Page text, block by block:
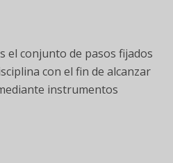
el conjunto de pasos fijados
con el fin de alcanzar
instrumentos